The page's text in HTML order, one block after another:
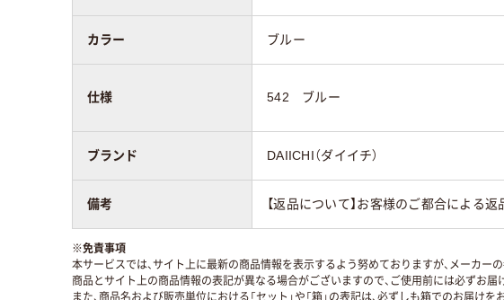
カラー ブルー
仕様 542 ブルー
ブランド DAIICHI（ダイイチ）
備考 【返品について】お客様のご都合による返
※免責事項
本サービスでは、サイト上に最新の商品情報を表示するよう努めておりますが、メーカーの
商品とサイト上の商品情報の表記が異なる場合がございますので、ご使用前には必ずお